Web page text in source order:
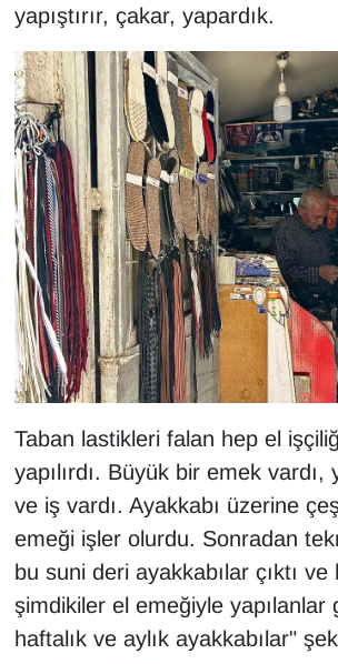
yapıştırır, çakar, yapardık.
Taban lastikleri falan hep el
yapılırdı. Büyük bir emek vardı,
ve iş vardı. Ayakkabı üzerine
emeği işler olurdu. Sonradan
bu suni deri ayakkabılar çıktı
şimdikiler el emeğiyle yapılanlar
haftalık ve aylık ayakkabılar"